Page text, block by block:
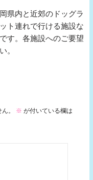
県内と近郊のドッグラ
ト連れで行ける施設な
す。各施設へのご要望
。
。 ※ が付いている欄は